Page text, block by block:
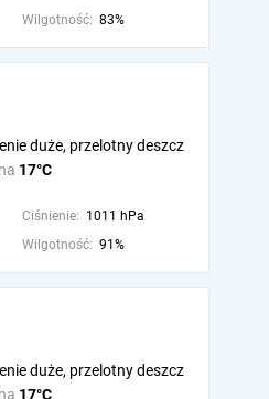
Wilgotność: 83%
17°C
duże, przelotny deszcz
Ciśnienie: 1011 hPa
Wilgotność: 91%
17°C
duże, przelotny deszcz